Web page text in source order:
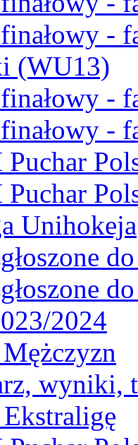
-
(WU13)
-
-
Unihokeja
2024
wyniki,